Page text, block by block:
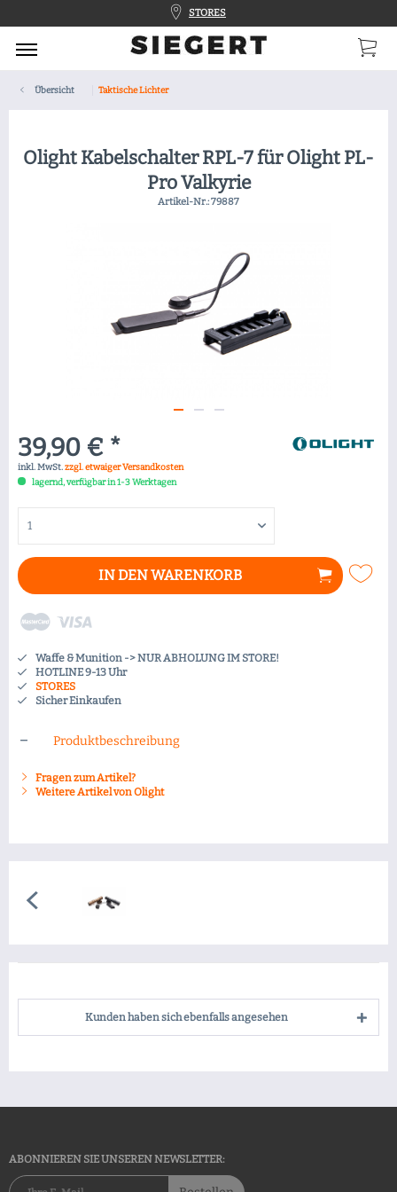
STORES
Übersicht Taktische Lichter
Olight Kabelschalter RPL-7 für Olight PL-
Pro Valkyrie
Artikel-Nr.:79887
39,90 € *
inkl. MwSt.zzgl. etwaiger Versandkosten
lagernd, verfügbar in 1-3 Werktagen
IN DENWARENKORB
Waffe & Munition -> NUR ABHOLUNG IM STORE!
HOTLINE 9-13 Uhr
STORES
Sicher Einkaufen
Produktbeschreibung
Fragen zum Artikel?
Weitere Artikel von Olight
Kunden haben sich ebenfalls angesehen
ABONNIEREN SIE UNSEREN NEWSLETTER: